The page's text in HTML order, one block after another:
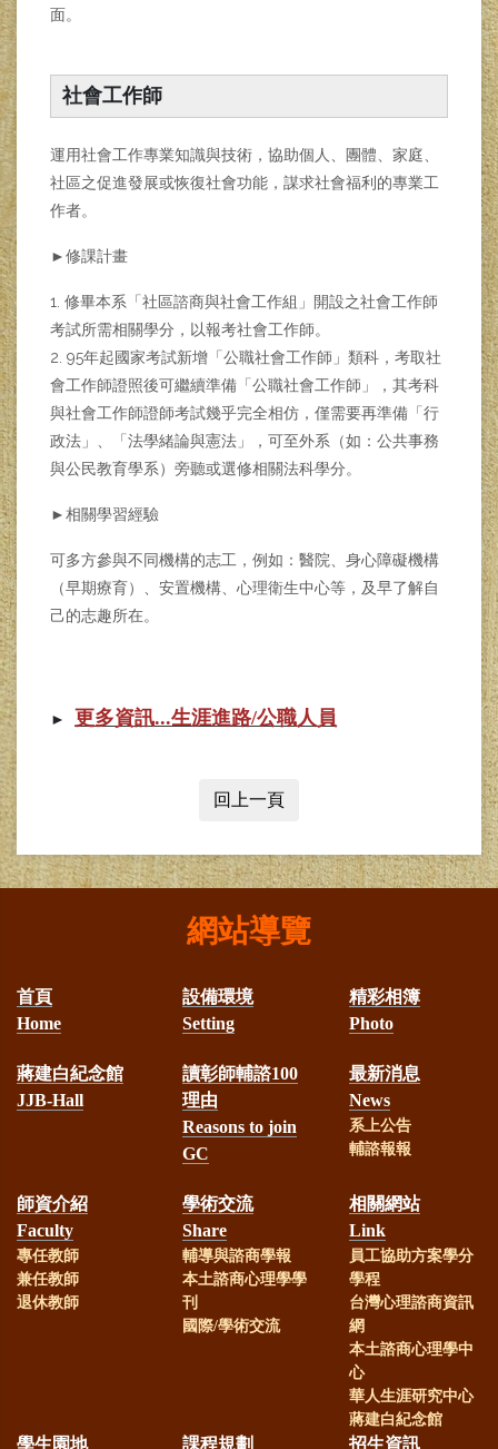
面。
社會工作師
運用社會工作專業知識與技術，協助個人、團體、家庭、
社區之促進發展或恢復社會功能，謀求社會福利的專業工
作者。
►修課計畫
1. 修畢本系「社區諮商與社會工作組」開設之社會工作師
考試所需相關學分，以報考社會工作師。
2. 95年起國家考試新增「公職社會工作師」類科，考取社
會工作師證照後可繼續準備「公職社會工作師」，其考科
與社會工作師證師考試幾乎完全相仿，僅需要再準備「行
政法」、「法學緒論與憲法」，可至外系（如：公共事務
與公民教育學系）旁聽或選修相關法科學分。
►相關學習經驗
可多方參與不同機構的志工，例如：醫院、身心障礙機構
（早期療育）、安置機構、心理衛生中心等，及早了解自
己的志趣所在。
► 更多資訊...生涯進路/公職人員
回上一頁
網站導覽
首頁
Home
設備環境
Setting
精彩相簿
Photo
蔣建白紀念館
JJB-Hall
讀彰師輔諮100
理由
Reasons to join
GC
最新消息
News
系上公告
輔諮報報
師資介紹
Faculty
專任教師
兼任教師
退休教師
學術交流
Share
輔導與諮商學報
本土諮商心理學學
刊
國際/學術交流
相關網站
Link
員工協助方案學分
學程
台灣心理諮商資訊
網
本土諮商心理學中
心
華人生涯研究中心
蔣建白紀念館
學生園地
課程規劃
招生資訊